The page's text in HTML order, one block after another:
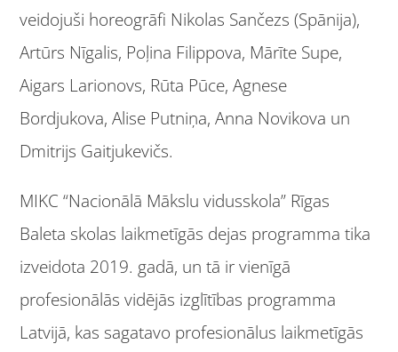
veidojuši horeogrāfi Nikolas Sančezs (Spānija),
Artūrs Nīgalis, Poļina Filippova, Mārīte Supe,
Aigars Larionovs, Rūta Pūce, Agnese
Bordjukova, Alise Putniņa, Anna Novikova un
Dmitrijs Gaitjukevičs.
MIKC “Nacionālā Mākslu vidusskola” Rīgas
Baleta skolas laikmetīgās dejas programma tika
izveidota 2019. gadā, un tā ir vienīgā
profesionālās vidējās izglītības programma
Latvijā, kas sagatavo profesionālus laikmetīgās